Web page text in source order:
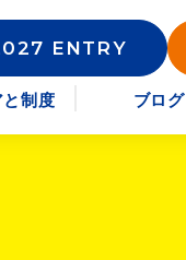
ENTRY
と制度 ブログ